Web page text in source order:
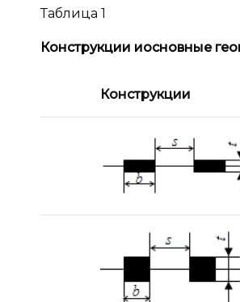
Таблица 1
Конструкции иосновные
Конструкции